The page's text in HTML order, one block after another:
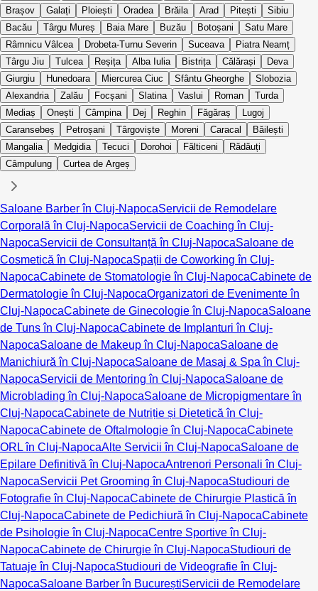
Brașov
Galați Ploiești Oradea Brăila Arad Pitești
Sibiu
Bacău
Târgu Mureș Baia Mare Buzău Botoșani
Satu Mare
Râmnicu Vâlcea
Drobeta-Turnu Severin Suceava
Piatra Neamț
Târgu Jiu
Tulcea Reșița Alba Iulia Bistrița Călărași
Deva
Giurgiu
Hunedoara Miercurea Ciuc Sfântu Gheorghe
Slobozia
Alexandria
Zalău Focșani Slatina Vaslui Roman
Turda
Mediaș
Onești Câmpina Dej Reghin Făgăraș
Lugoj
Caransebeș
Petroșani Târgoviște Moreni Caracal
Băilești
Mangalia
Medgidia Tecuci Dorohoi Fălticeni
Rădăuți
Câmpulung
Curtea de Argeș
Saloane Barber în Cluj-NapocaServicii de Remodelare
Corporală în Cluj-NapocaServicii de Coaching în Cluj-
NapocaServicii de Consultanță în Cluj-NapocaSaloane de
Cosmetică în Cluj-NapocaSpații de Coworking în Cluj-
NapocaCabinete de Stomatologie în Cluj-NapocaCabinete de
Dermatologie în Cluj-NapocaOrganizatori de Evenimente în
Cluj-NapocaCabinete de Ginecologie în Cluj-NapocaSaloane
de Tuns în Cluj-NapocaCabinete de Implanturi în Cluj-
NapocaSaloane de Makeup în Cluj-NapocaSaloane de
Manichiură în Cluj-NapocaSaloane de Masaj & Spa în Cluj-
NapocaServicii de Mentoring în Cluj-NapocaSaloane de
Microblading în Cluj-NapocaSaloane de Micropigmentare în
Cluj-NapocaCabinete de Nutriție și Dietetică în Cluj-
NapocaCabinete de Oftalmologie în Cluj-NapocaCabinete
ORL în Cluj-NapocaAlte Servicii în Cluj-NapocaSaloane de
Epilare Definitivă în Cluj-NapocaAntrenori Personali în Cluj-
NapocaServicii Pet Grooming în Cluj-NapocaStudiouri de
Fotografie în Cluj-NapocaCabinete de Chirurgie Plastică în
Cluj-NapocaCabinete de Pedichiură în Cluj-NapocaCabinete
de Psihologie în Cluj-NapocaCentre Sportive în Cluj-
NapocaCabinete de Chirurgie în Cluj-NapocaStudiouri de
Tatuaje în Cluj-NapocaStudiouri de Videografie în Cluj-
NapocaSaloane Barber în BucureștiServicii de Remodelare